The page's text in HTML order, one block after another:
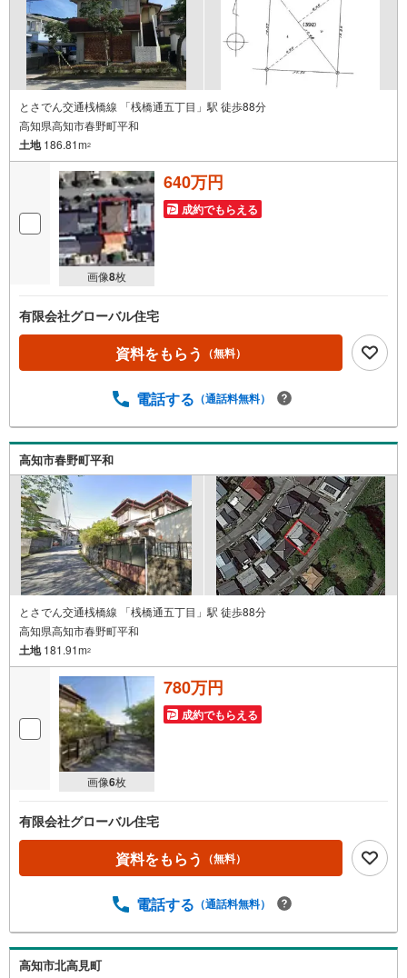
とさでん交通桟橋線 「桟橋通五丁目」駅 徒歩88分
高知県高知市春野町平和
土地186.81m2
画像8枚
640万円
成約でもらえる
有限会社グローバル住宅
資料をもらう （無料）
電話する （通話料無料）
高知市春野町平和
とさでん交通桟橋線 「桟橋通五丁目」駅 徒歩88分
高知県高知市春野町平和
土地181.91m2
画像6枚
780万円
成約でもらえる
有限会社グローバル住宅
資料をもらう （無料）
電話する （通話料無料）
高知市北高見町